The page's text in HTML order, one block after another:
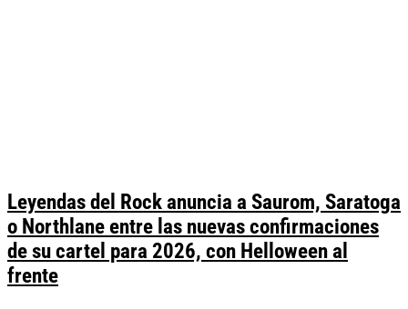
Leyendas del Rock anuncia a Saurom, Saratoga
o Northlane entre las nuevas confirmaciones
de su cartel para 2026, con Helloween al
frente